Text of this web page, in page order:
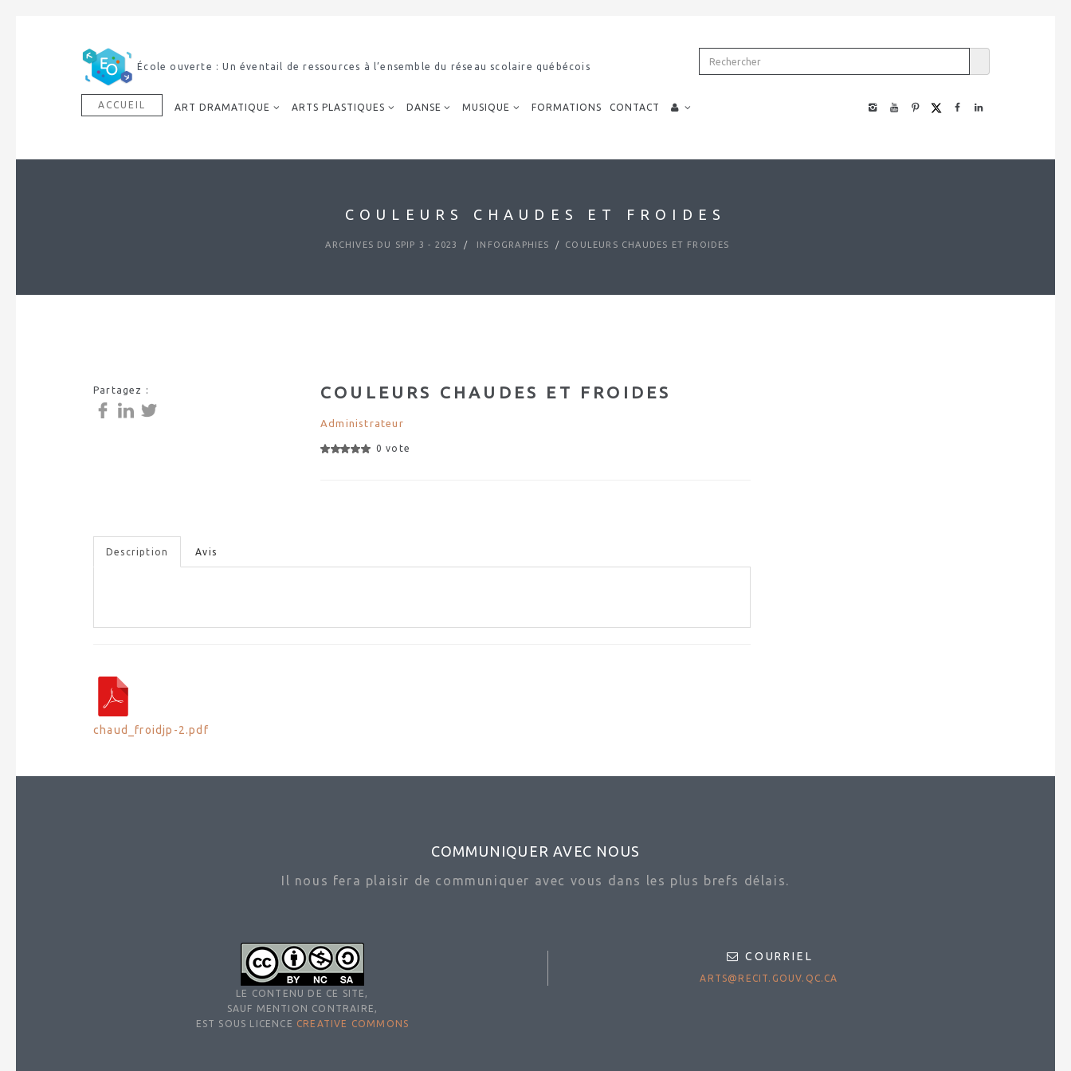
École ouverte : Un éventail de ressources à l’ensemble du réseau scolaire québécois
ACCUEIL ART DRAMATIQUE ARTS PLASTIQUES DANSE MUSIQUE FORMATIONS CONTACT
COULEURS CHAUDES ET FROIDES
ARCHIVES DU SPIP 3 - 2023 INFOGRAPHIES COULEURS CHAUDES ET FROIDES
Partagez : COULEURS CHAUDES ET FROIDES
Administrateur
0 vote
Description Avis
chaud_froidjp-2.pdf
COMMUNIQUER AVEC NOUS
Il nous fera plaisir de communiquer avec vous dans les plus brefs délais.
LE CONTENU DE CE SITE,
SAUF MENTION CONTRAIRE,
EST SOUS LICENCE CREATIVE COMMONS
COURRIEL
ARTS@RECIT.GOUV.QC.CA